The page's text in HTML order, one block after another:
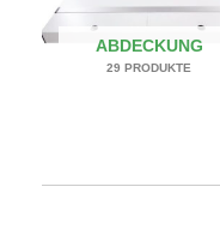
ABDECKUNG
29 PRODUKTE